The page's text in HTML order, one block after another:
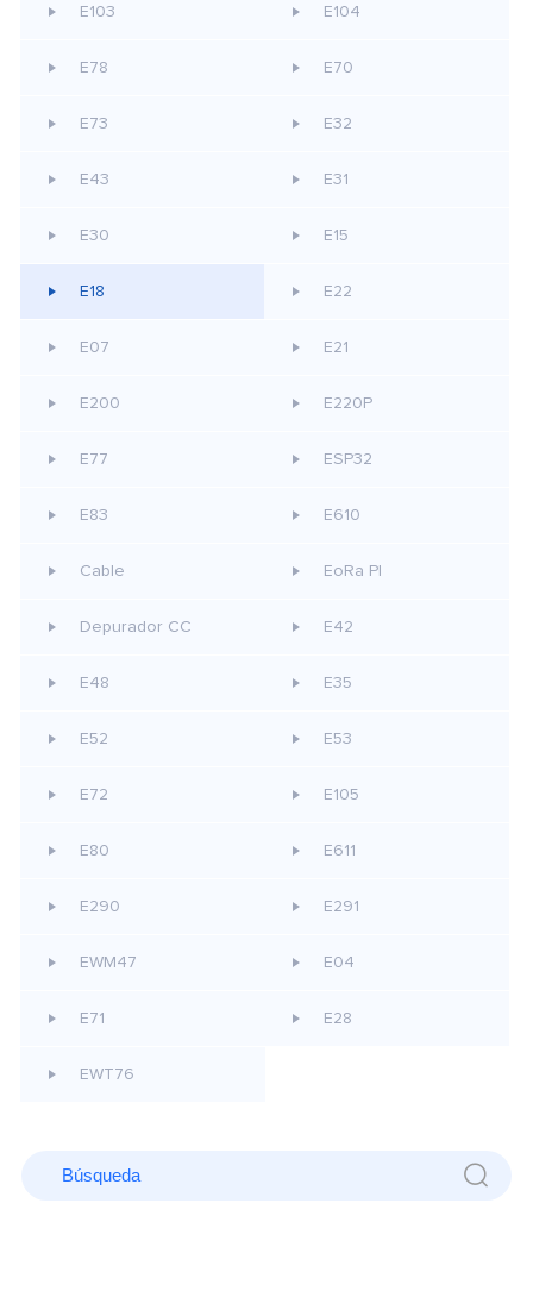
E103 E104
E78 E70
E73 E32
E43 E31
E30 E15
E18 E22
E07 E21
E200 E220P
E77 ESP32
E83 E610
Cable EoRa PI
Depurador CC E42
E48 E35
E52 E53
E72 E105
E80 E611
E290 E291
EWM47 E04
E71 E28
EWT76